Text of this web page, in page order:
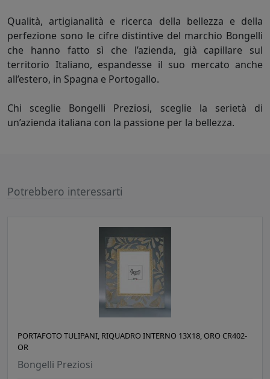
Qualità, artigianalità e ricerca della bellezza e della
perfezione sono le cifre distintive del marchio Bongelli
che hanno fatto sì che l’azienda, già capillare sul
territorio Italiano, espandesse il suo mercato anche
all’estero, in Spagna e Portogallo.
Chi sceglie Bongelli Preziosi, sceglie la serietà di
un’azienda italiana con la passione per la bellezza.
Potrebbero interessarti
PORTAFOTO TULIPANI, RIQUADRO INTERNO 13X18, ORO CR402-
OR
Bongelli Preziosi